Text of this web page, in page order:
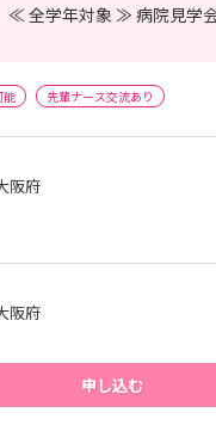
≪ 全学年対象 ≫ 病院見学
能 先輩ナース交流あり
阪府
阪府
申し込む